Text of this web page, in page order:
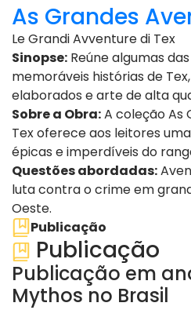
As Grandes
Le Grandi Avventure di Tex
Sinopse: Reúne algumas
memoráveis histórias de
elaborados e arte de alta
Sobre a Obra:A coleção As
Tex oferece aos leitores
épicas e imperdíveis do
Questões abordadas:
luta contra o crime em
Oeste.
Publicação
Publicação
Publicação em
Mythos no Brasil